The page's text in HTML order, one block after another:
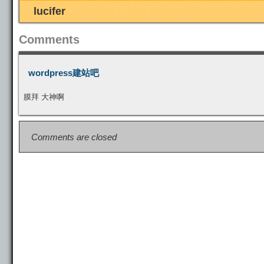
lucifer
Comments
wordpress建站吧
膜拜 大神啊
Comments are closed